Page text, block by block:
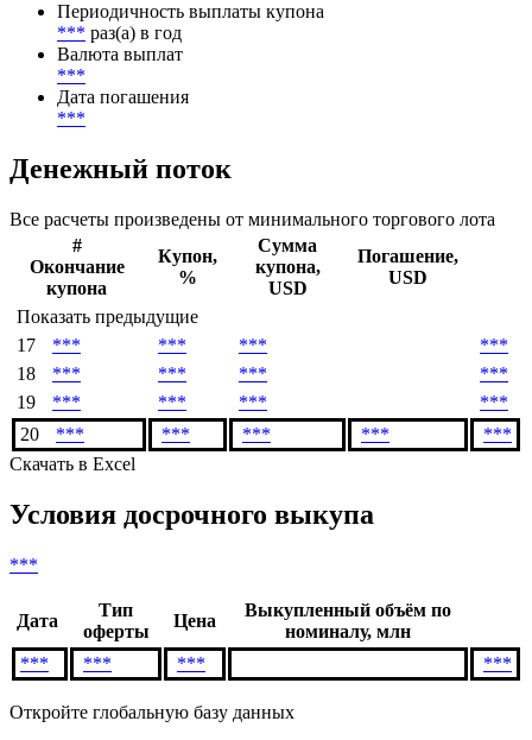
Периодичность выплаты купона
*** раз(а) в год
Валюта выплат
***
Дата погашения
***
Денежный поток
Все расчеты произведены от минимального торгового лота
#
Окончание
купона
Купон,
%
Сумма
купона,
USD
Погашение,
USD
Показать предыдущие
17
*** *** ***
***
18
*** *** ***
***
19
*** *** ***
***
20
*** *** *** ***
***
Скачать в Excel
Условия досрочного выкупа
***
Дата
Тип
оферты
Цена
Выкупленный объём по
номиналу, млн
***
*** *** ***
Откройте глобальную базу данных